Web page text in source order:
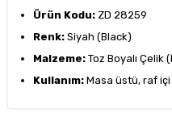
Ürün Kodu: ZD 28259
Renk: Siyah (Black)
Malzeme: Toz Boyalı Çelik
Kullanım: Masa üstü, raf